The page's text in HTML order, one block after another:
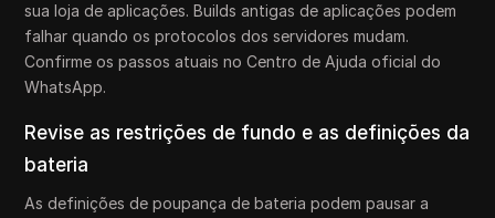
sua loja de aplicações. Builds antigas de aplicações podem
falhar quando os protocolos dos servidores mudam.
Confirme os passos atuais no Centro de Ajuda oficial do
WhatsApp.
Revise as restrições de fundo e as definições da
bateria
As definições de poupança de bateria podem pausar a